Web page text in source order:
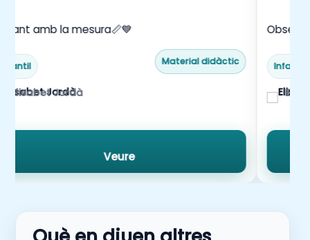
amb la mesura📏💙
Infantil Material didàctic
Elisabet Jordà
Veure
Infantil